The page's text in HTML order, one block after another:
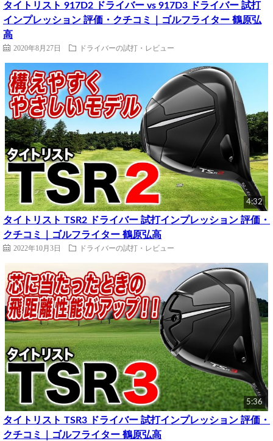
タイトリスト 917D2 ドライバー vs 917D3 ドライバー 試打
インプレッション 評価・クチコミ｜ゴルフライター 鶴原弘
高
2020年8月27日 ドライバーの試打・レビュー
4:32
タイトリスト TSR2 ドライバー 試打インプレッション 評価・
クチコミ｜ゴルフライター 鶴原弘高
2022年10月3日 ドライバーの試打・レビュー
5:36
タイトリスト TSR3 ドライバー 試打インプレッション 評価・
クチコミ｜ゴルフライター 鶴原弘高